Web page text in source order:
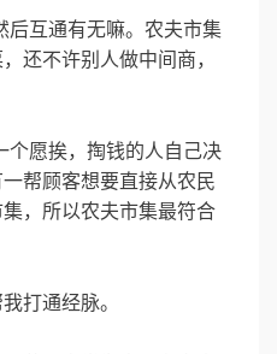
后互通有无嘛。农夫市集
还不许别人做中间商，
个愿挨，掏钱的人自己决
帮顾客想要直接从农民
，所以农夫市集最符合
打通经脉。